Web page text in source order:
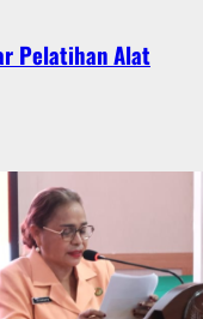
Pelatihan Alat